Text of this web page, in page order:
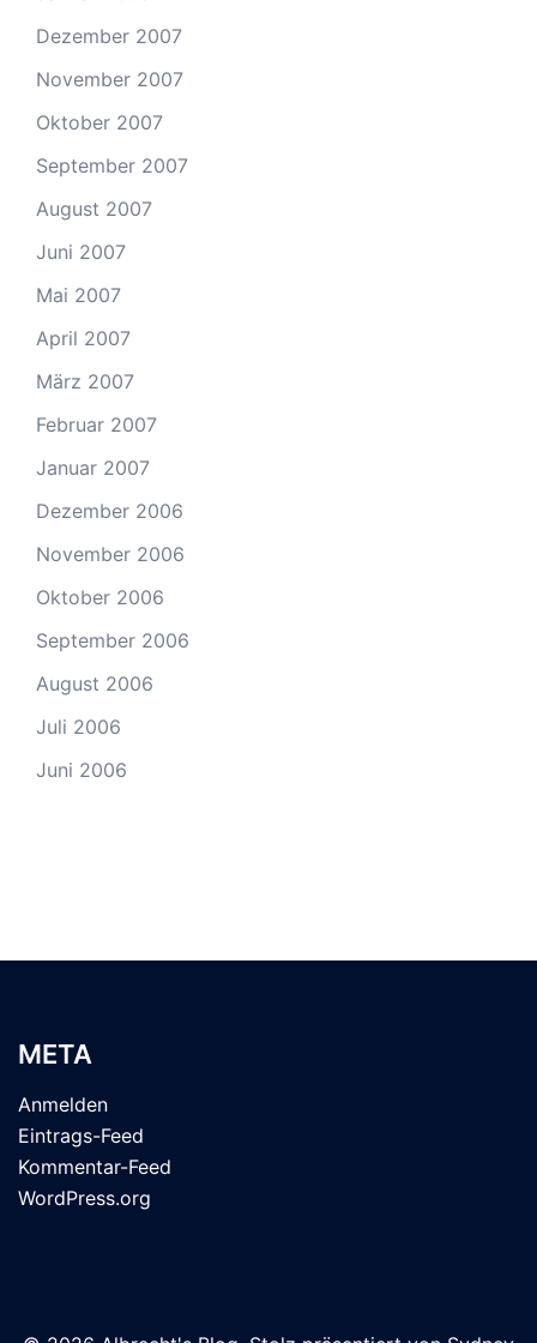
Dezember 2007
November 2007
Oktober 2007
September 2007
August 2007
Juni 2007
Mai 2007
April 2007
März 2007
Februar 2007
Januar 2007
Dezember 2006
November 2006
Oktober 2006
September 2006
August 2006
Juli 2006
Juni 2006
META
Anmelden
Eintrags-Feed
Kommentar-Feed
WordPress.org